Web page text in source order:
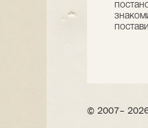
© 2007–